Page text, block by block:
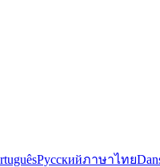
Русскийภาษาไทย